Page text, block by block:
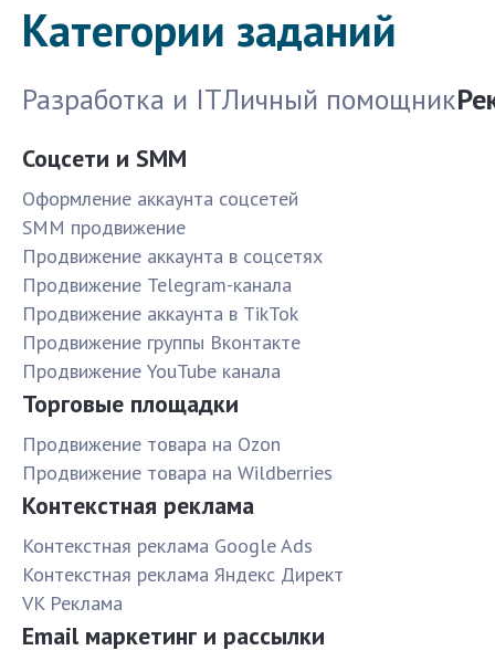
Категории заданий
Разработка и ITЛичный помощник
Соцсети и SMM
Оформление аккаунта соцсетей
SMM продвижение
Продвижение аккаунта в соцсетях
Продвижение Telegram-канала
Продвижение аккаунта в TikTok
Продвижение группы Вконтакте
Продвижение YouTube канала
Торговые площадки
Продвижение товара на Ozon
Продвижение товара на Wildberries
Контекстная реклама
Контекстная реклама Google Ads
Контекстная реклама Яндекс Директ
VK Реклама
Email маркетинг и рассылки